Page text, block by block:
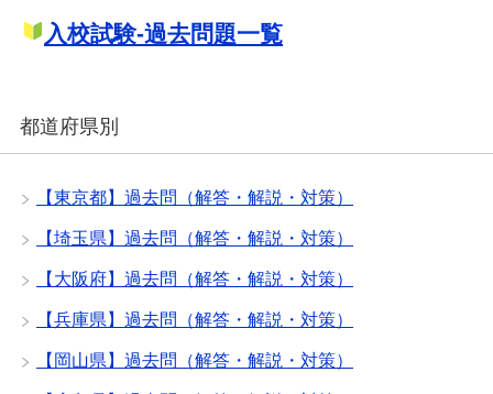
入校試験-過去問題一覧
都道府県別
【東京都】過去問（解答・解説・対策）
【埼玉県】過去問（解答・解説・対策）
【大阪府】過去問（解答・解説・対策）
【兵庫県】過去問（解答・解説・対策）
【岡山県】過去問（解答・解説・対策）